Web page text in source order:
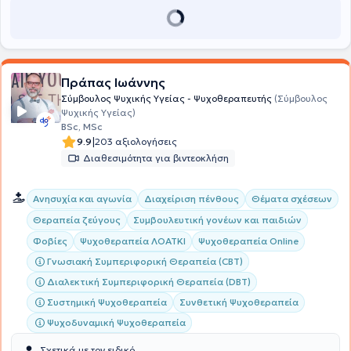
Ανάπτυξη Ατόμων - Ομάδων στη σύγχρονη κοινωνία. Έχει
αναπτύξει δίκτυο συνεργατών για τις περιπτώσεις εκείνες που
αυτήν, υπερνικώντας τα εκάστοτε εμπόδια.
Πράπας Ιωάννης
Σύμβουλος Ψυχικής Υγείας - Ψυχοθεραπευτής (Σύμβουλος
Ψυχικής Υγείας)
BSc, MSc
9.9|203 αξιολογήσεις
Διαθεσιμότητα για βιντεοκλήση
Ανησυχία και αγωνία Διαχείριση πένθους
Θέματα σχέσεων
Θεραπεία ζεύγους
Συμβουλευτική γονέων και παιδιών
Φοβίες
Ψυχοθεραπεία ΛΟΑΤΚΙ
Ψυχοθεραπεία Online
Γνωσιακή Συμπεριφορική Θεραπεία (CBT)
Διαλεκτική Συμπεριφορική Θεραπεία (DBT)
Συστημική Ψυχοθεραπεία
Συνθετική Ψυχοθεραπεία
Ψυχοδυναμική Ψυχοθεραπεία